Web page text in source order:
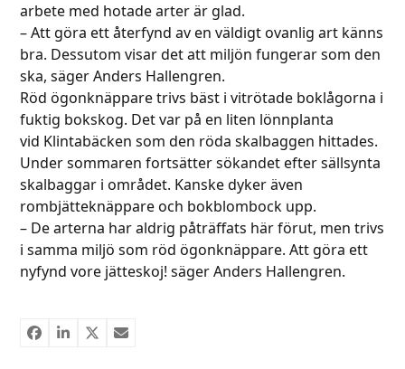
arbete med hotade arter är glad.
– Att göra ett återfynd av en väldigt ovanlig art känns
bra. Dessutom visar det att miljön fungerar som den
ska, säger Anders Hallengren.
Röd ögonknäppare trivs bäst i vitrötade boklågorna i
fuktig bokskog. Det var på en liten lönnplanta
vid Klintabäcken som den röda skalbaggen hittades.
Under sommaren fortsätter sökandet efter sällsynta
skalbaggar i området. Kanske dyker även
rombjätteknäppare och bokblombock upp.
– De arterna har aldrig påträffats här förut, men trivs
i samma miljö som röd ögonknäppare. Att göra ett
nyfynd vore jätteskoj! säger Anders Hallengren.